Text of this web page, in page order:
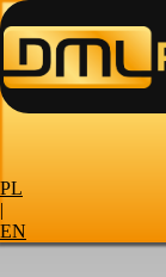
PL
|
EN